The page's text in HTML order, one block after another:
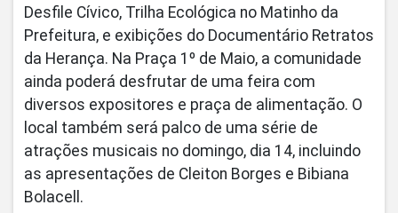
Desfile Cívico, Trilha Ecológica no Matinho da
Prefeitura, e exibições do Documentário Retratos
da Herança. Na Praça 1º de Maio, a comunidade
ainda poderá desfrutar de uma feira com
diversos expositores e praça de alimentação. O
local também será palco de uma série de
atrações musicais no domingo, dia 14, incluindo
as apresentações de Cleiton Borges e Bibiana
Bolacell.